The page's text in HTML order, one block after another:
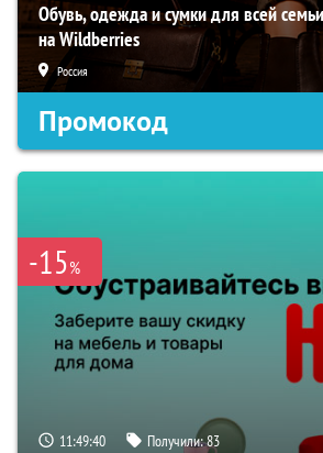
Обувь, одежда и сумки для всей
на Wildberries
Россия
Промокод
-15%
11:49:39 Получили:83